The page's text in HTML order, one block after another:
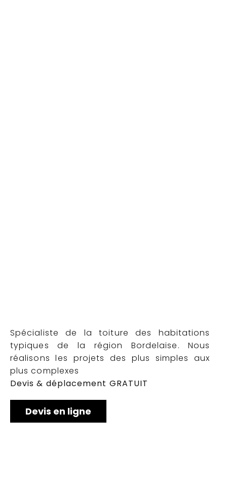
Spécialiste de la toiture des habitations
typiques de la région Bordelaise. Nous
réalisons les projets des plus simples aux
plus complexes
Devis & déplacement GRATUIT
Devis en ligne